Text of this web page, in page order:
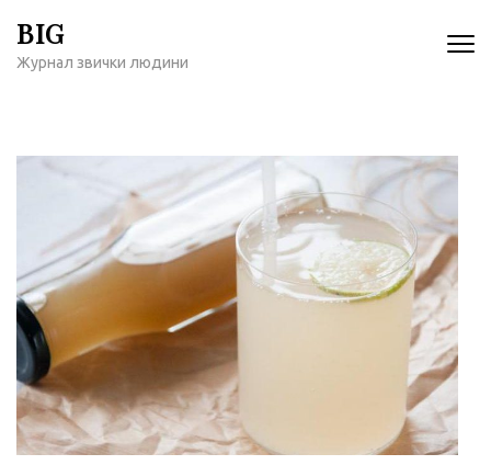
содержимому
BIG
Журнал звички людини